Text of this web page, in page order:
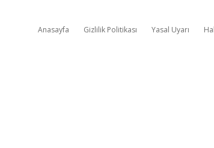
Anasayfa Gizlilik Politikası Yasal Uyarı